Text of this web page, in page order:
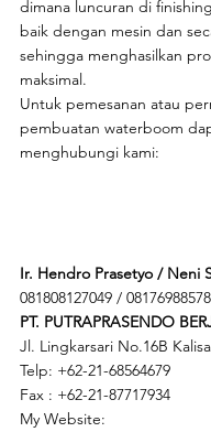
dimana luncuran di
baik dengan mesin dan
sehingga menghasilkan
maksimal.
Untuk pemesanan atau
pembuatan waterboom
menghubungi kami:
Ir. Hendro Prasetyo / Neni
081808127049 / 08176988578
PT. PUTRAPRASENDO
Jl. Lingkarsari No.16B
Telp: +62-21-68564679
Fax : +62-21-87717934
My Website: